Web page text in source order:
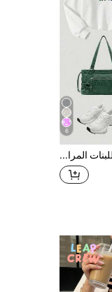
6
طقم من قطعتين للبنات المراهقات: سويت شيرت بياقة دائرية وأكتاف منسدلة مع بنطال بساق مستقيمة